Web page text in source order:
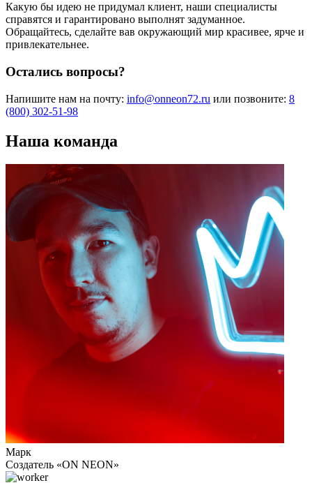
Какую бы идею не придумал клиент, наши специалисты
справятся и гарантировано выполнят задуманное.
Обращайтесь, сделайте вав окружающий мир красивее, ярче и
привлекательнее.
Остались вопросы?
Напишите нам на почту: info@onneon72.ru или позвоните: 8
(800) 302-51-98
Наша команда
Марк
Cоздатель «ON NEON»